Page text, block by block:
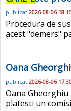
publicat 2026-08-06
Procedura de
acest "demers"
Oana
publicat 2026-08-06
Oana Gheorghiu
platesti un